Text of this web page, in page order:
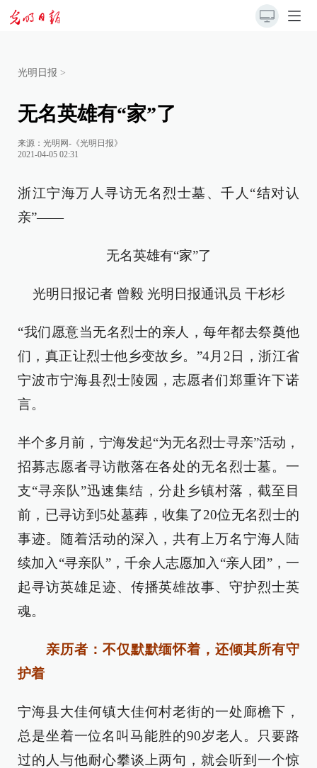
光明日报 >
无名英雄有“家”了
来源： 光明网-《光明日报》
2021-04-05 02:31
浙江宁海万人寻访无名烈士墓、千人“结对认
亲”——
无名英雄有“家”了
光明日报记者 曾毅 光明日报通讯员 干杉杉
“我们愿意当无名烈士的亲人，每年都去祭奠他
们，真正让烈士他乡变故乡。”4月2日，浙江省
宁波市宁海县烈士陵园，志愿者们郑重许下诺
言。
半个多月前，宁海发起“为无名烈士寻亲”活动，
招募志愿者寻访散落在各处的无名烈士墓。一
支“寻亲队”迅速集结，分赴乡镇村落，截至目
前，已寻访到5处墓葬，收集了20位无名烈士的
事迹。随着活动的深入，共有上万名宁海人陆
续加入“寻亲队”，千余人志愿加入“亲人团”，一
起寻访英雄足迹、传播英雄故事、守护烈士英
魂。
亲历者：不仅默默缅怀着，还倾其所有守
护着
宁海县大佳何镇大佳何村老街的一处廊檐下，
总是坐着一位名叫马能胜的90岁老人。只要路
过的人与他耐心攀谈上两句，就会听到一个惊